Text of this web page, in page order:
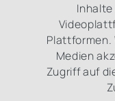
Plattformen.
Medien
Zugriff auf